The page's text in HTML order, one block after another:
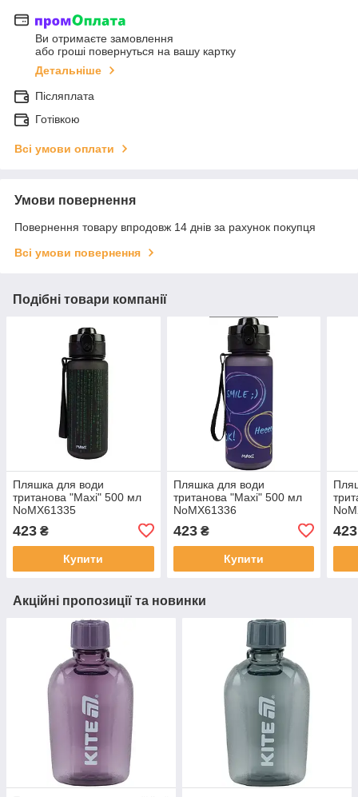
Ви отримаєте замовлення
або гроші повернуться на вашу картку
Детальніше
Післяплата
Готівкою
Всі умови оплати
Умови повернення
Повернення товару впродовж 14 днів за рахунок покупця
Всі умови повернення
Подібні товари компанії
Пляшка для води
тританова "Maxi" 500 мл
NoMX61335
423 ₴
Купити
Пляшка для води
тританова "Maxi" 500 мл
NoMX61336
423₴
Купити
423
Акційні пропозиції та новинки